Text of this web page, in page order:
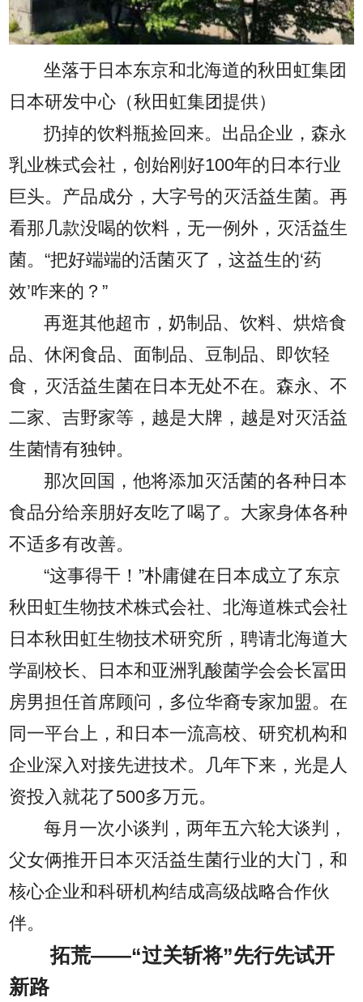
坐落于日本东京和北海道的秋田虹集团
日本研发中心（秋田虹集团提供）
扔掉的饮料瓶捡回来。出品企业，森永
乳业株式会社，创始刚好100年的日本行业
巨头。产品成分，大字号的灭活益生菌。再
看那几款没喝的饮料，无一例外，灭活益生
菌。“把好端端的活菌灭了，这益生的‘药
效’咋来的？”
再逛其他超市，奶制品、饮料、烘焙食
品、休闲食品、面制品、豆制品、即饮轻
食，灭活益生菌在日本无处不在。森永、不
二家、吉野家等，越是大牌，越是对灭活益
生菌情有独钟。
那次回国，他将添加灭活菌的各种日本
食品分给亲朋好友吃了喝了。大家身体各种
不适多有改善。
“这事得干！”朴庸健在日本成立了东京
秋田虹生物技术株式会社、北海道株式会社
日本秋田虹生物技术研究所，聘请北海道大
学副校长、日本和亚洲乳酸菌学会会长冨田
房男担任首席顾问，多位华裔专家加盟。在
同一平台上，和日本一流高校、研究机构和
企业深入对接先进技术。几年下来，光是人
资投入就花了500多万元。
每月一次小谈判，两年五六轮大谈判，
父女俩推开日本灭活益生菌行业的大门，和
核心企业和科研机构结成高级战略合作伙
伴。
拓荒——“过关斩将”先行先试开
新路